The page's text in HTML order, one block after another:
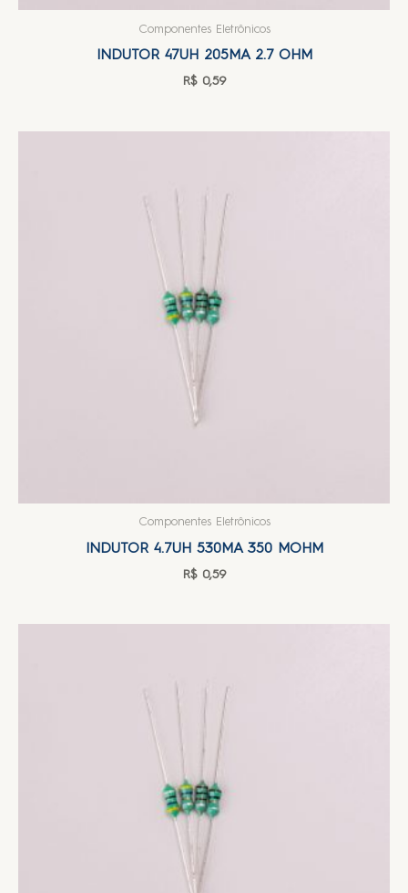
Componentes Eletrônicos
INDUTOR 47UH 205MA 2.7 OHM
R$0,59
Componentes Eletrônicos
INDUTOR 4.7UH 530MA 350 MOHM
R$0,59